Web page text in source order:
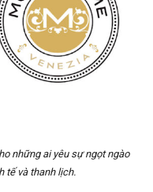
những ai yêu sự ngọt ngào
tế và thanh lịch.